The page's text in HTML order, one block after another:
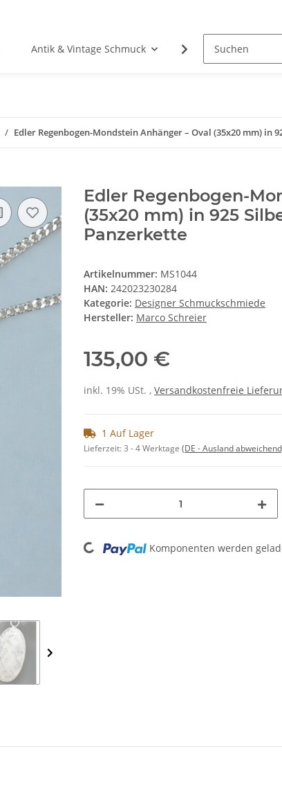
Antik & Vintage Schmuck Fundgrube
Edler Regenbogen-Mondstein Anhänger – Oval (35x20 mm) in
Edler Regenbogen-
(35x20 mm) in 925
Panzerkette
Artikelnummer: MS1044
HAN: 242023230284
Kategorie: Designer Schmuckschmiede
Hersteller: Marco Schreier
135,00 €
inkl. 19% USt. , Versandkostenfreie
1 Auf Lager
Lieferzeit:3 - 4 Werktage (DE - Ausland
Loading... Komponenten werden